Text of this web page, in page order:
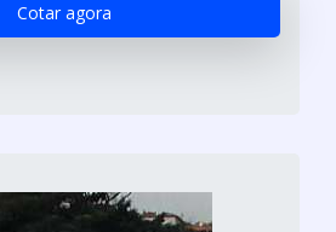
Cotar agora